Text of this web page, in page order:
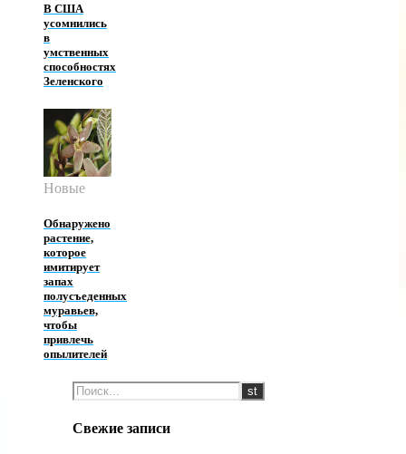
В США
усомнились
в
умственных
способностях
Зеленского
Новые
Обнаружено
растение,
которое
имитирует
запах
полусъеденных
муравьев,
чтобы
привлечь
опылителей
Свежие записи